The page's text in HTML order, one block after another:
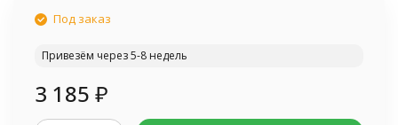
Под заказ
Привезём через 5-8 недель
3 185 ₽